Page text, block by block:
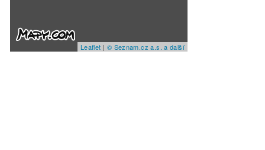
Leaflet | © Seznam.cz a.s. a další